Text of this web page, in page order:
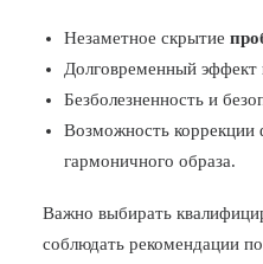
Незаметное скрытие
Долговременный эффект
Безболезненность и
Возможность
гармоничного образа.
Важно выбирать
соблюдать рекомендации